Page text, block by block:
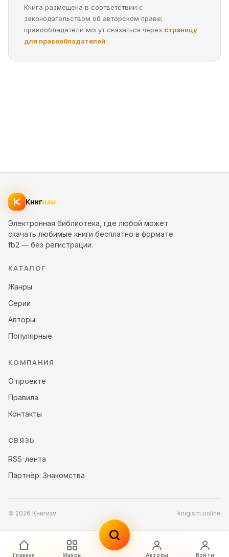
Книга размещена в соответствии с
законодательством об авторском праве;
правообладатели могут связаться через страницу
для правообладателей.
Главная Жанры Авторы Войти
Книгизм
Электронная библиотека, где любой может
скачать любимые книги бесплатно в формате
fb2 — без регистрации.
КАТАЛОГ
Жанры
Серии
Авторы
Популярные
КОМПАНИЯ
О проекте
Правила
Контакты
СВЯЗЬ
RSS-лента
Партнёр: Знакомства
© 2026 Книгизм knigism.online